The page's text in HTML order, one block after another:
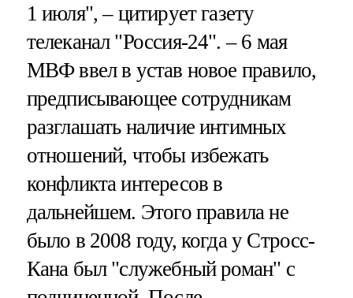
1 июля", – цитирует газету
телеканал "Россия-24". – 6 мая
МВФ ввел в устав новое правило,
предписывающее сотрудникам
разглашать наличие интимных
отношений, чтобы избежать
конфликта интересов в
дальнейшем. Этого правила не
было в 2008 году, когда у Стросс-
Кана был "служебный роман" с